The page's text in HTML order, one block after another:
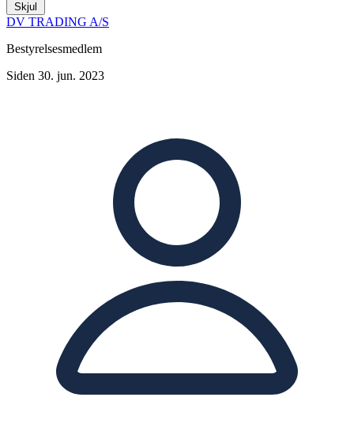
Skjul
DV TRADING A/S
Bestyrelsesmedlem
Siden 30. jun. 2023